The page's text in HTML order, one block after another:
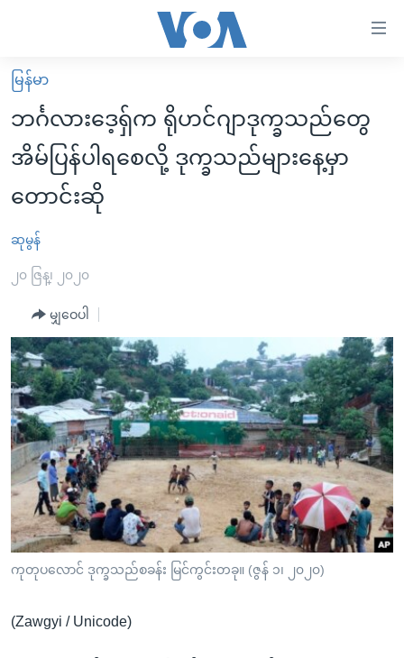
လွယ်ကူ
စေ
သည့်
များ
ပင်မ
အကြောင်းအရာ
သို့
ကျော်
ကြည့်
ရန်
ပင်မ
အ
ညွန်း
စာမျက်နှာ
သို့
ကျော်
ကြည့်
ရန်
ရှာဖွေ
နေရာ
မူလစာမျက်နှာ
မြန်မာ
ကမ္ဘာ့သတင်းများ
နိုင်ငံတကာ
အစ္စရေး-ပါလက်စတိုင်း
ဗွီဒီယို
အင်္ဂလိပ်စာလေ့လာမယ်
အမေရိကန်သုံးအီဒီယံ
မကြေးမုံရဲ့ အင်္ဂလိပ်စာ
ရုပ်ရှင်ထဲက အင်္ဂလိပ်စာ
သုတပဒေသာ အင်္ဂလိပ်စာ
အပတ်စဉ်ကဏ္ဍများ
ရေဒီယို
တီဗွီ
ရေဒီယိုနှင့်ရုပ်သံ အချက်အလက်များ
ရေဒီယို/တီဗွီအစီအစဉ်
Learning English
ဗွီအိုအေ လူမှုကွန်ယက်များ
ဘာသာစကားများ
မြန်မာ
ဘင်္ဂလားဒေ့ရှ်က ရိုဟင်ဂျာဒုက္ခသည်တွေ
အိမ်ပြန်ပါရစေလို့ ဒုက္ခသည်များနေ့မှာ
တောင်းဆို
ဆုမွန်
၂၀ ဇြန္၊ ၂၀၂၀
မျှဝေပါ
ကုတုပလောင် ဒုက္ခသည်စခန်း မြင်ကွင်းတခု။ (ဇွန် ၁၊ ၂၀၂၀)
(Zawgyi / Unicode)